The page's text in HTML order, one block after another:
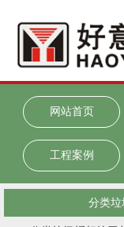
网站首页
工程案例
分类